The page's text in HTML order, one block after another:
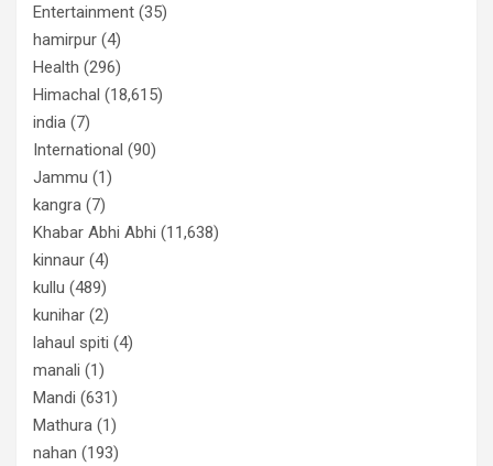
Entertainment (35)
hamirpur (4)
Health (296)
Himachal (18,615)
india (7)
International (90)
Jammu (1)
kangra (7)
Khabar Abhi Abhi (11,638)
kinnaur (4)
kullu (489)
kunihar (2)
lahaul spiti (4)
manali (1)
Mandi (631)
Mathura (1)
nahan (193)